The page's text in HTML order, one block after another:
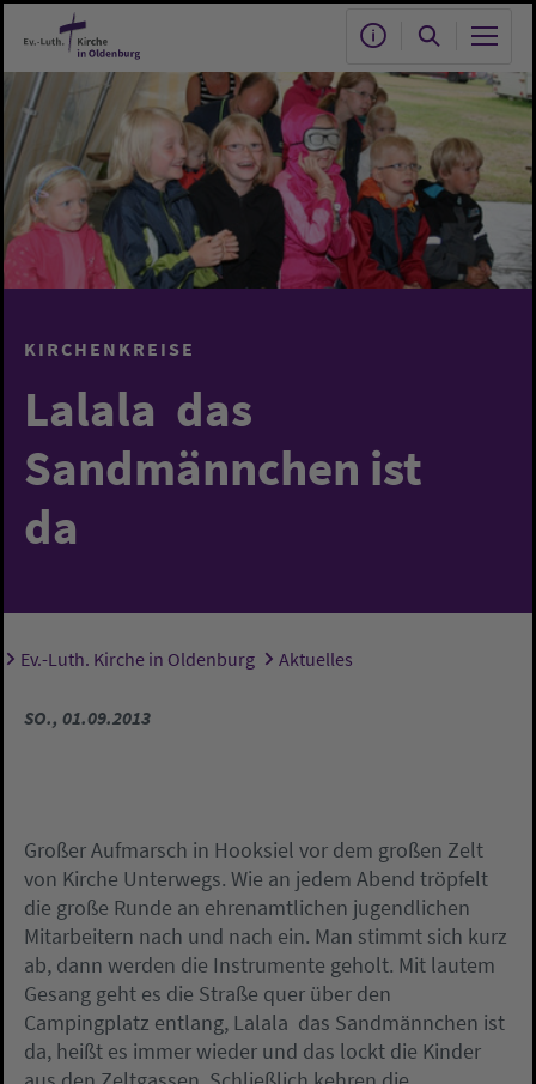
Zum Hauptinhalt springen
KIRCHENKREISE
Lalala  das
Sandmännchen ist
da
Sie sind hier:
Ev.-Luth. Kirche in Oldenburg Aktuelles
SO., 01.09.2013
Großer Aufmarsch in Hooksiel vor dem großen Zelt
von Kirche Unterwegs. Wie an jedem Abend tröpfelt
die große Runde an ehrenamtlichen jugendlichen
Mitarbeitern nach und nach ein. Man stimmt sich kurz
ab, dann werden die Instrumente geholt. Mit lautem
Gesang geht es die Straße quer über den
Campingplatz entlang, Lalala  das Sandmännchen ist
da, heißt es immer wieder und das lockt die Kinder